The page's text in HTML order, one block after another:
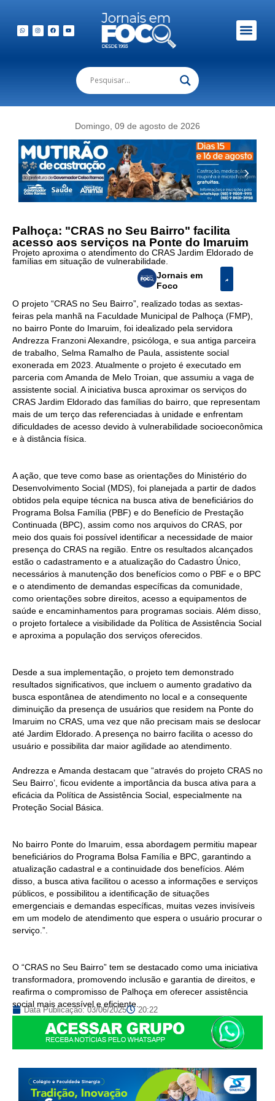
Domingo, 09 de agosto de 2026
Palhoça: "CRAS no Seu Bairro" facilita
acesso aos serviços na Ponte do Imaruim
Projeto aproxima o atendimento do CRAS Jardim Eldorado de
famílias em situação de vulnerabilidade.
Jornais em
Foco
O projeto “CRAS no Seu Bairro”, realizado todas as sextas-
feiras pela manhã na Faculdade Municipal de Palhoça (FMP),
no bairro Ponte do Imaruim, foi idealizado pela servidora
Andrezza Franzoni Alexandre, psicóloga, e sua antiga parceira
de trabalho, Selma Ramalho de Paula, assistente social
exonerada em 2023. Atualmente o projeto é executado em
parceria com Amanda de Melo Troian, que assumiu a vaga de
assistente social. A iniciativa busca aproximar os serviços do
CRAS Jardim Eldorado das famílias do bairro, que representam
mais de um terço das referenciadas à unidade e enfrentam
dificuldades de acesso devido à vulnerabilidade socioeconômica
e à distância física.
A ação, que teve como base as orientações do Ministério do
Desenvolvimento Social (MDS), foi planejada a partir de dados
obtidos pela equipe técnica na busca ativa de beneficiários do
Programa Bolsa Família (PBF) e do Benefício de Prestação
Continuada (BPC), assim como nos arquivos do CRAS, por
meio dos quais foi possível identificar a necessidade de maior
presença do CRAS na região. Entre os resultados alcançados
estão o cadastramento e a atualização do Cadastro Único,
necessários à manutenção dos benefícios como o PBF e o BPC
e o atendimento de demandas específicas da comunidade,
como orientações sobre direitos, acesso a equipamentos de
saúde e encaminhamentos para programas sociais. Além disso,
o projeto fortalece a visibilidade da Política de Assistência Social
e aproxima a população dos serviços oferecidos.
Desde a sua implementação, o projeto tem demonstrado
resultados significativos, que incluem o aumento gradativo da
busca espontânea de atendimento no local e a consequente
diminuição da presença de usuários que residem na Ponte do
Imaruim no CRAS, uma vez que não precisam mais se deslocar
até Jardim Eldorado. A presença no bairro facilita o acesso do
usuário e possibilita dar maior agilidade ao atendimento.
Andrezza e Amanda destacam que “através do projeto CRAS no
Seu Bairro’, ficou evidente a importância da busca ativa para a
eficácia da Política de Assistência Social, especialmente na
Proteção Social Básica.
No bairro Ponte do Imaruim, essa abordagem permitiu mapear
beneficiários do Programa Bolsa Família e BPC, garantindo a
atualização cadastral e a continuidade dos benefícios. Além
disso, a busca ativa facilitou o acesso a informações e serviços
públicos, e possibilitou a identificação de situações
emergenciais e demandas específicas, muitas vezes invisíveis
em um modelo de atendimento que espera o usuário procurar o
serviço.”.
O “CRAS no Seu Bairro” tem se destacado como uma iniciativa
transformadora, promovendo inclusão e garantia de direitos, e
reafirma o compromisso de Palhoça em oferecer assistência
social mais acessível e eficiente.
Data Publicação:03/06/2025 20:22